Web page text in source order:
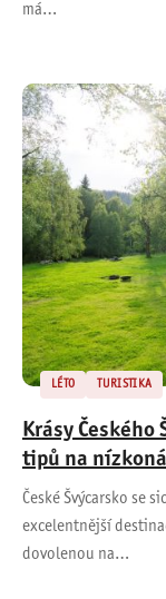
má…
LÉTO TURISTIKA
Krásy
tipů na
České Švýcarsko se
excelentnější
dovolenou na…